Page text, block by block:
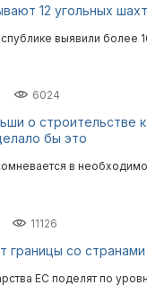
12 угольных
выявили более
6024
о строительстве
бы это
в
11126
границы со
ЕС поделят по